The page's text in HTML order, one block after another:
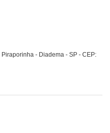
- Diadema - SP - CEP: